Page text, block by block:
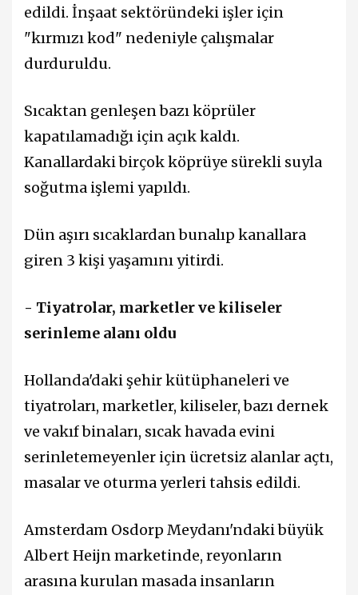
edildi. İnşaat sektöründeki işler için
"kırmızı kod" nedeniyle çalışmalar
durduruldu.
Sıcaktan genleşen bazı köprüler
kapatılamadığı için açık kaldı.
Kanallardaki birçok köprüye sürekli suyla
soğutma işlemi yapıldı.
Dün aşırı sıcaklardan bunalıp kanallara
giren 3 kişi yaşamını yitirdi.
- Tiyatrolar, marketler ve kiliseler
serinleme alanı oldu
Hollanda'daki şehir kütüphaneleri ve
tiyatroları, marketler, kiliseler, bazı dernek
ve vakıf binaları, sıcak havada evini
serinletemeyenler için ücretsiz alanlar açtı,
masalar ve oturma yerleri tahsis edildi.
Amsterdam Osdorp Meydanı'ndaki büyük
Albert Heijn marketinde, reyonların
arasına kurulan masada insanların